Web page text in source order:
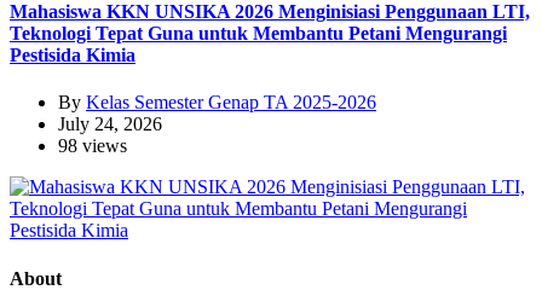
Mahasiswa KKN UNSIKA 2026 Menginisiasi Penggunaan LTI,
Teknologi Tepat Guna untuk Membantu Petani Mengurangi
Pestisida Kimia
By Kelas Semester Genap TA 2025-2026
July 24, 2026
98 views
About